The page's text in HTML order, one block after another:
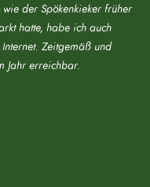
wie der Spökenkieker früher
hatte, habe ich auch
Zeitgemäß und
Jahr erreichbar.